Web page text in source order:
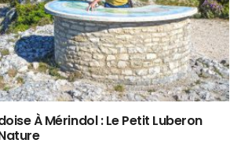
À Mérindol : Le Petit Luberon